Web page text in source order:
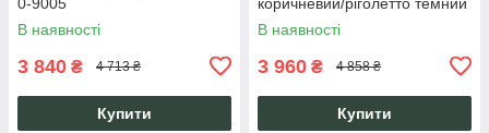
В наявності
3 840 ₴ 4 713 ₴
Купити
1-1-9005
В наявності
3 960 ₴ 4 858 ₴
Купити